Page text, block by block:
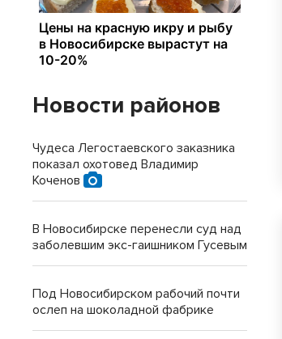
Новости районов
Чудеса Легостаевского заказника
показал охотовед Владимир
Коченов
В Новосибирске перенесли суд над
заболевшим экс-гаишником Гусевым
Под Новосибирском рабочий почти
ослеп на шоколадной фабрике